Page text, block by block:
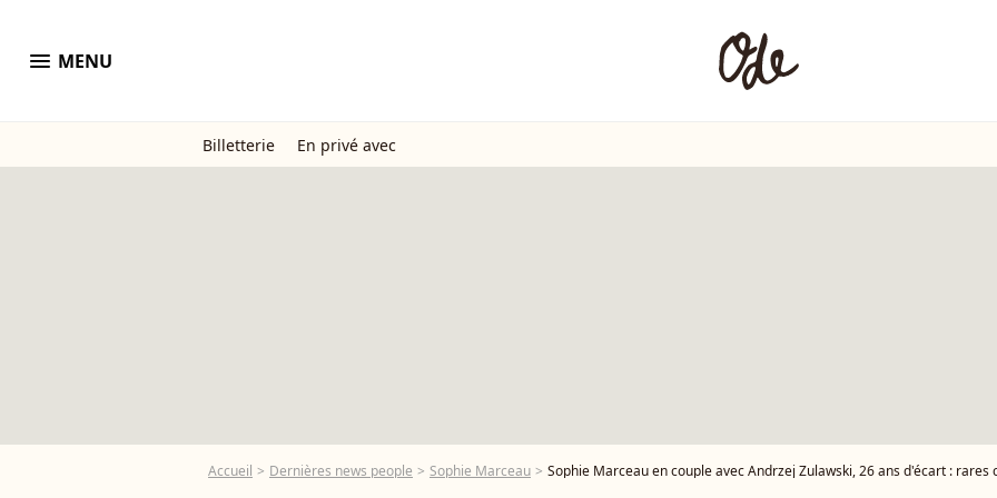
menu MENU
Billetterie En privé avec
Accueil Dernières news people Sophie Marceau Sophie Marceau en couple avec Andrzej Zulawski, 26 ans d'écart : rares